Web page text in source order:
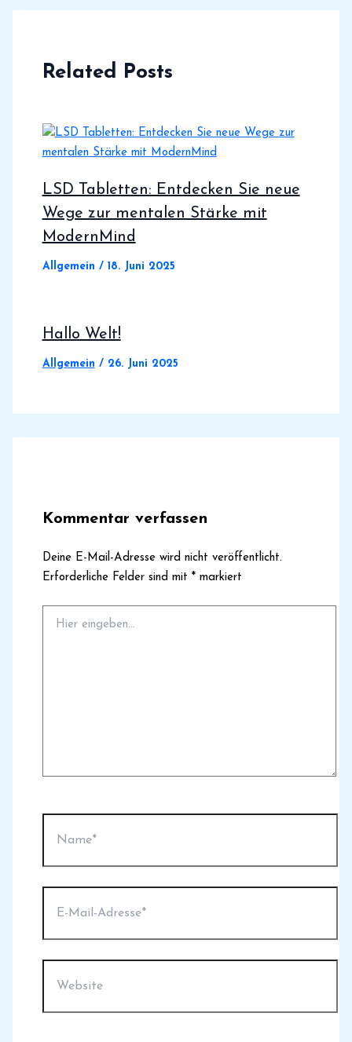
Related Posts
LSD Tabletten: Entdecken Sie neue
Wege zur mentalen Stärke mit
ModernMind
Allgemein / 18. Juni 2025
Hallo Welt!
Allgemein / 26. Juni 2025
Kommentar verfassen
Deine E-Mail-Adresse wird nicht veröffentlicht.
Erforderliche Felder sind mit *markiert
eingeben…
Mail-